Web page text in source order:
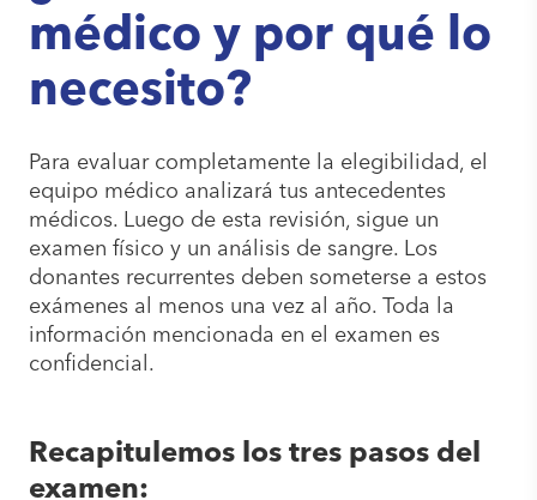
médico y por qué lo
necesito?
Para evaluar completamente la elegibilidad, el
equipo médico analizará tus antecedentes
médicos. Luego de esta revisión, sigue un
examen físico y un análisis de sangre. Los
donantes recurrentes deben someterse a estos
exámenes al menos una vez al año. Toda la
información mencionada en el examen es
confidencial.
Recapitulemos los tres pasos del
examen: